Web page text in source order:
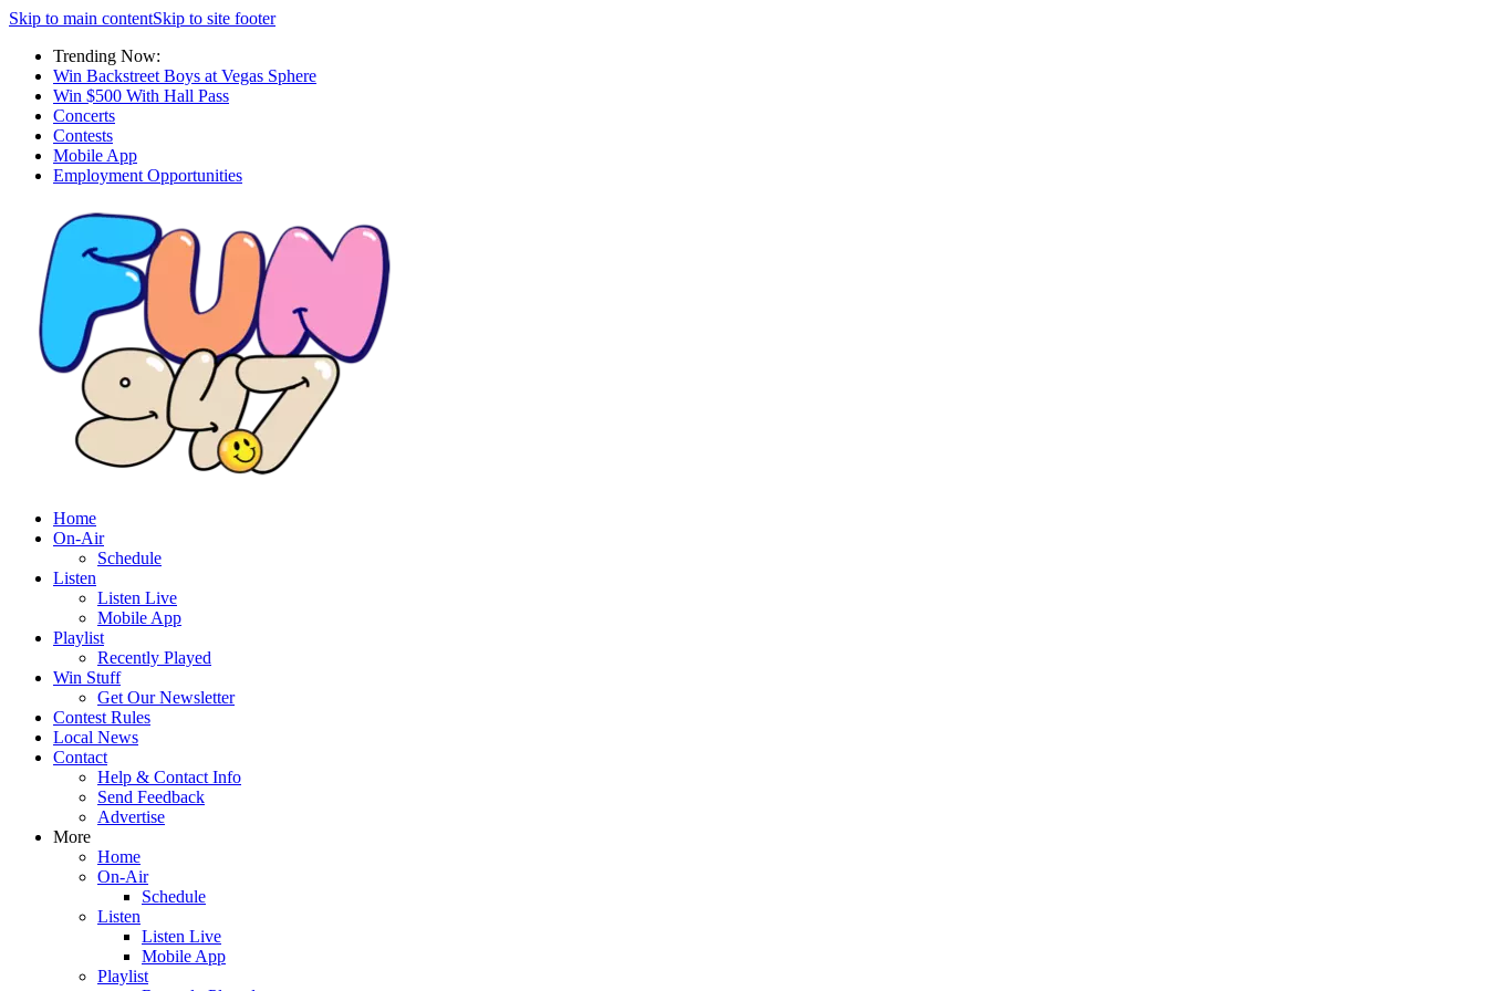
Skip to main contentSkip to site footer
Trending Now:
Win Backstreet Boys at Vegas Sphere
Win $500 With Hall Pass
Concerts
Contests
Mobile App
Employment Opportunities
Home
On-Air
Schedule
Listen
Listen Live
Mobile App
Playlist
Recently Played
Win Stuff
Get Our Newsletter
Contest Rules
Local News
Contact
Help & Contact Info
Send Feedback
Advertise
More
Home
On-Air
Schedule
Listen
Listen Live
Mobile App
Playlist